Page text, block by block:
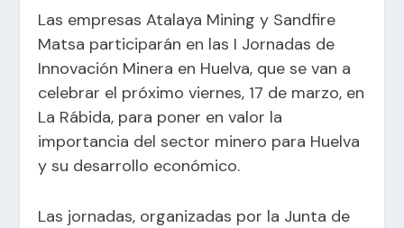
Las empresas Atalaya Mining y Sandfire
Matsa participarán en las I Jornadas de
Innovación Minera en Huelva, que se van a
celebrar el próximo viernes, 17 de marzo, en
La Rábida, para poner en valor la
importancia del sector minero para Huelva
y su desarrollo económico.
Las jornadas, organizadas por la Junta de